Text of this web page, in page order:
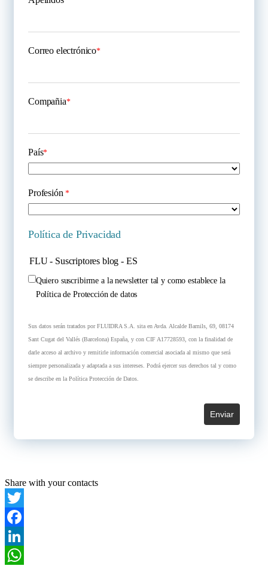
Correo electrónico*
Compañia*
País*
Profesión*
Política de Privacidad
FLU - Suscriptores blog - ES
Quiero suscribirme a la newsletter tal y como establece la
Política de Protección de datos
Sus datos serán tratados por FLUIDRA S.A. sita en Avda. Alcalde Barnils, 69, 08174
Sant Cugat del Vallés (Barcelona) España, y con CIF A17728593, con la finalidad de
darle acceso al archivo y remitirle información comercial asociada al mismo que será
siempre personalizada y adaptada a sus intereses. Podrá ejercer sus derechos tal y como
se describe en la Política Protección de Datos.
Enviar
Share with your contacts
Twitter
Facebook
LinkedIn